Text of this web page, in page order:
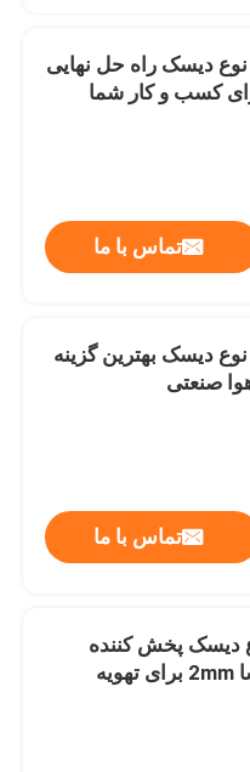
دیسک راه حل نهایی
کسب و کار شما
تماس با ما
دیسک بهترین گزینه
صنعتی
تماس با ما
دیسک پخش کننده
ضخامت غشا 2mm برای تهویه